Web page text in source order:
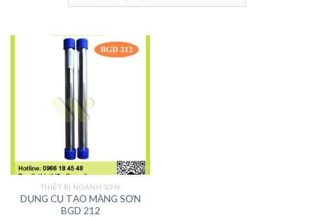
THIẾT BỊ NGÀNH SƠN
DỤNG CỤ TẠO MÀNG SƠN
BGD 212